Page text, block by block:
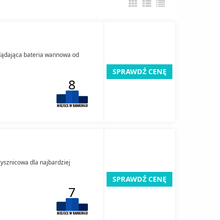
bateria wannowa od
8
SPRAWDŹ CENĘ
dla najbardziej
7
SPRAWDŹ CENĘ